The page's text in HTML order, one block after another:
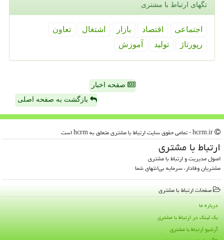
تگهای ارتباط با مشتری
اجتماعی اقتصاد بازار اشتغال
تعاون
رپورتاژ
تولید آموزش
صفحه اخبار
بازگشت به صفحه اصلی
ارتباط با مشتری
اصول مدیریت و ارتباط با مشتری
مشتریان وفادار، سرمایه بی‌انتهای شما
صفحات ارتباط با مشتری
درباره ما
بک لینک در ارتباط با مشتری
آرشیو ارتباط با مشتری